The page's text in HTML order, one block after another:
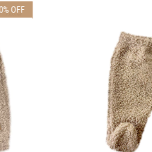
% OFF